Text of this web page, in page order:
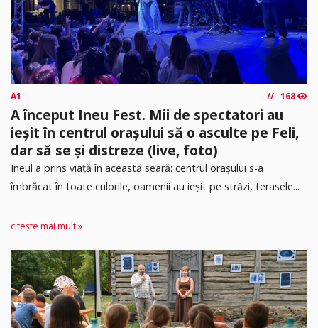
A1 168
A început Ineu Fest. Mii de spectatori au
ieșit în centrul orașului să o asculte pe Feli,
dar să se și distreze (live, foto)
Ineul a prins viață în această seară: centrul orașului s-a
îmbrăcat în toate culorile, oamenii au ieșit pe străzi, terasele...
citește mai mult »